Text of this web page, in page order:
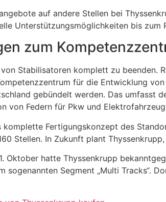
auf andere Stellen bei
Unterstützungsmöglichkeiten bis zum
zum
Stabilisatoren komplett zu
für die Entwicklung
gebündelt werden. Das umfasst
von Federn für Pkw und
Fertigungskonzept des
Stellen. In Zukunft plant
Oktober hatte Thyssenkrupp
sogenannten Segment „Multi